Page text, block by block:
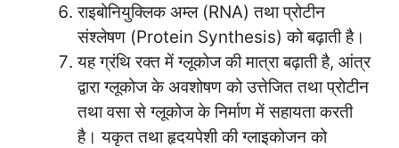
राइबोनियुक्लिक अम्ल (RNA) तथा प्रोटीन
संश्लेषण (Protein Synthesis) को बढ़ाती है।
यह ग्रंथि रक्त में ग्लूकोज की मात्रा बढ़ाती है, आंत्र
द्वारा ग्लूकोज के अवशोषण को उत्तेजित तथा प्रोटीन
तथा वसा से ग्लूकोज के निर्माण में सहायता करती
है। यकृत तथा हृदयपेशी की ग्लाइकोजन को